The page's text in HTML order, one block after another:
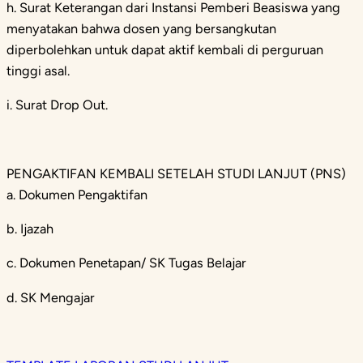
h. Surat Keterangan dari Instansi Pemberi Beasiswa yang
menyatakan bahwa dosen yang bersangkutan
diperbolehkan untuk dapat aktif kembali di perguruan
tinggi asal.
i. Surat Drop Out.
PENGAKTIFAN KEMBALI SETELAH STUDI LANJUT (PNS)
a. Dokumen Pengaktifan
b. Ijazah
c. Dokumen Penetapan/ SK Tugas Belajar
d. SK Mengajar